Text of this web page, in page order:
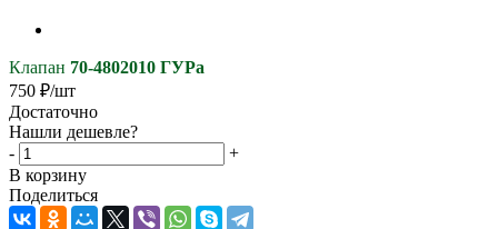
Клапан 70-4802010 ГУРа
750 ₽/шт
Достаточно
Нашли дешевле?
-
+
В корзину
Поделиться